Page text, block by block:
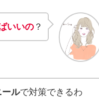
いいの ？
ールで対策できるわ